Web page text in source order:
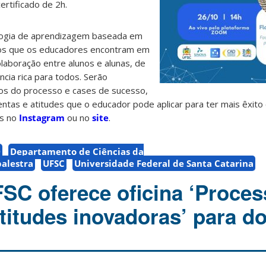
de 2h.
de aprendizagem baseada em
que os educadores encontram em
entre alunos e alunas, de
rica para todos. Serão
do processo e cases de sucesso,
e atitudes que o educador pode aplicar para ter mais êxito
no Instagram ou no site.
Departamento de Ciências da
UFSC Universidade Federal de Santa Catarina
oferece oficina
inovadoras’ para